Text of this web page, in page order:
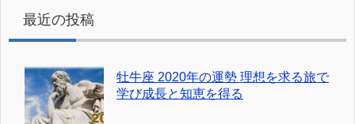
最近の投稿
牡牛座 2020年の運勢 理想を求る旅で
学び成長と知恵を得る